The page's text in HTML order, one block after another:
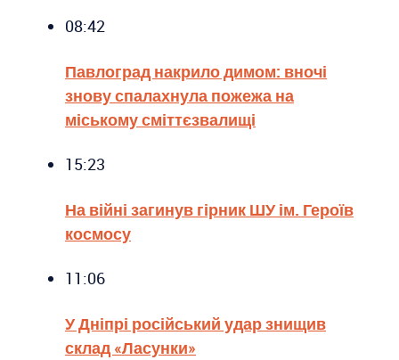
08:42
Павлоград накрило димом: вночі
знову спалахнула пожежа на
міському сміттєзвалищі
15:23
На війні загинув гірник ШУ ім. Героїв
космосу
11:06
У Дніпрі російський удар знищив
склад «Ласунки»